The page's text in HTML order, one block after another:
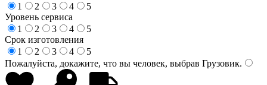
1
2 3 4
5
Уровень сервиса
1
2 3 4
5
Срок изготовления
1
2 3 4
5
Пожалуйста, докажите, что вы человек, выбрав Грузовик.